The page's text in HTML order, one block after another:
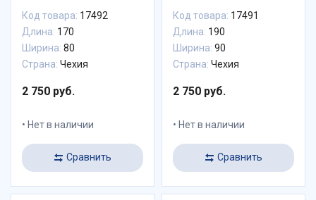
Код товара: 17492
Длина: 170
Ширина: 80
Страна: Чехия
2 750 руб.
Нет в наличии
Сравнить
Код товара: 17491
Длина: 190
Ширина: 90
Страна: Чехия
2 750 руб.
Нет в наличии
Сравнить